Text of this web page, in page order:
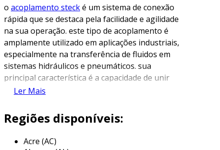
o acoplamento stecké um sistema de conexão
rápida que se destaca pela facilidade e agilidade
na sua operação. este tipo de acoplamento é
amplamente utilizado em aplicações industriais,
especialmente na transferência de fluidos em
sistemas hidráulicos e pneumáticos. sua
principal característica é a capacidade de unir
ou desconectar elementos com um simples
adicionais, o que proporciona maior eficiência
nas operações.
esses acoplamentos são projetados para
Ler Mais
Regiões disponíveis:
Acre (AC)